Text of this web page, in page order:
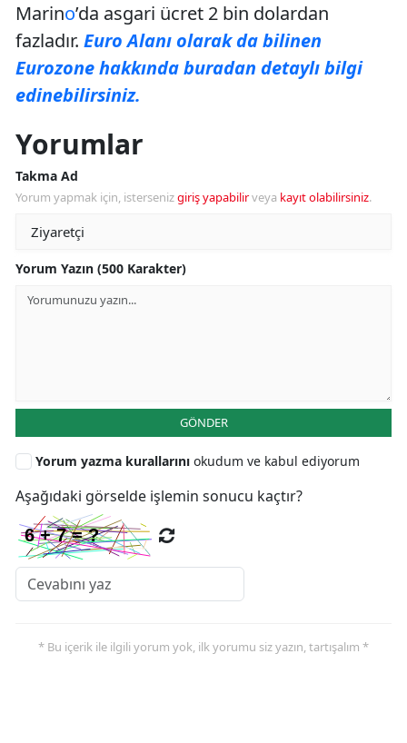
Marino’da asgari ücret 2 bin dolardan
fazladır. Euro Alanı olarak da bilinen
Eurozone hakkında buradan detaylı bilgi
edinebilirsiniz.
Yorumlar
Takma Ad
Yorum yapmak için, istersenizgiriş yapabilirveya kayıt olabilirsiniz.
Yorum Yazın (500 Karakter)
GÖNDER
Yorum yazma kurallarını okudum ve kabul ediyorum
Aşağıdaki görselde işlemin sonucu kaçtır?
* Bu içerik ile ilgili yorum yok, ilk yorumu siz yazın, tartışalım *